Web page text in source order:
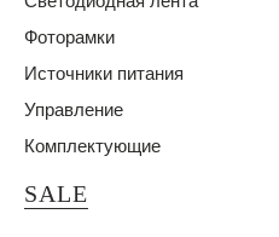
Фоторамки
Источники питания
Управление
Комплектующие
SALE